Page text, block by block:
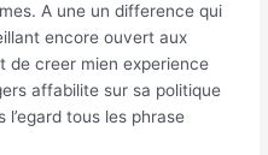
A une un difference qui
encore ouvert aux
de creer mien experience
affabilite sur sa politique
tous les phrase